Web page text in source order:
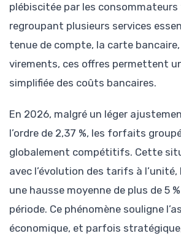
plébiscitée par les consommateurs
regroupant plusieurs services
tenue de compte, la carte
virements, ces offres permettent
simplifiée des coûts bancaires.
En 2026, malgré un léger
l’ordre de 2,37 %, les forfaits
globalement compétitifs. Cette
avec l’évolution des tarifs à
une hausse moyenne de plus de 5
période. Ce phénomène souligne
économique, et parfois